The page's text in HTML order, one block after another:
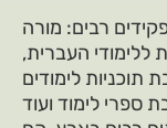
רבים: מורה
העברית,
לימודים